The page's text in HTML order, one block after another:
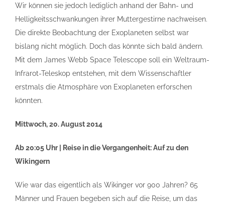
Wir können sie jedoch lediglich anhand der Bahn- und
Helligkeitsschwankungen ihrer Muttergestirne nachweisen.
Die direkte Beobachtung der Exoplaneten selbst war
bislang nicht möglich. Doch das könnte sich bald ändern.
Mit dem James Webb Space Telescope soll ein Weltraum-
Infrarot-Teleskop entstehen, mit dem Wissenschaftler
erstmals die Atmosphäre von Exoplaneten erforschen
könnten.
Mittwoch, 20. August 2014
Ab 20:05 Uhr | Reise in die Vergangenheit: Auf zu den
Wikingern
Wie war das eigentlich als Wikinger vor 900 Jahren? 65
Männer und Frauen begeben sich auf die Reise, um das